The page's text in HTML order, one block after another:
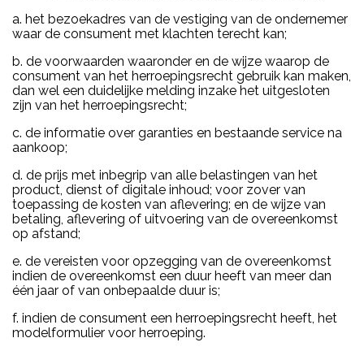
a. het bezoekadres van de vestiging van de ondernemer
waar de consument met klachten terecht kan;
b. de voorwaarden waaronder en de wijze waarop de
consument van het herroepingsrecht gebruik kan maken,
dan wel een duidelijke melding inzake het uitgesloten
zijn van het herroepingsrecht;
c. de informatie over garanties en bestaande service na
aankoop;
d. de prijs met inbegrip van alle belastingen van het
product, dienst of digitale inhoud; voor zover van
toepassing de kosten van aflevering; en de wijze van
betaling, aflevering of uitvoering van de overeenkomst
op afstand;
e. de vereisten voor opzegging van de overeenkomst
indien de overeenkomst een duur heeft van meer dan
één jaar of van onbepaalde duur is;
f. indien de consument een herroepingsrecht heeft, het
modelformulier voor herroeping.